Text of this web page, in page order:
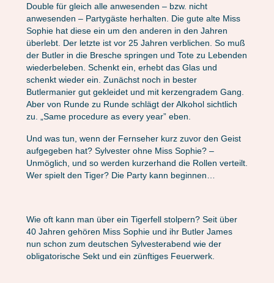
Double für gleich alle anwesenden – bzw. nicht
anwesenden – Partygäste herhalten. Die gute alte Miss
Sophie hat diese ein um den anderen in den Jahren
überlebt. Der letzte ist vor 25 Jahren verblichen. So muß
der Butler in die Bresche springen und Tote zu Lebenden
wiederbeleben. Schenkt ein, erhebt das Glas und
schenkt wieder ein. Zunächst noch in bester
Butlermanier gut gekleidet und mit kerzengradem Gang.
Aber von Runde zu Runde schlägt der Alkohol sichtlich
zu. „Same procedure as every year” eben.
Und was tun, wenn der Fernseher kurz zuvor den Geist
aufgegeben hat? Sylvester ohne Miss Sophie? –
Unmöglich, und so werden kurzerhand die Rollen verteilt.
Wer spielt den Tiger? Die Party kann beginnen…
Wie oft kann man über ein Tigerfell stolpern? Seit über
40 Jahren gehören Miss Sophie und ihr Butler James
nun schon zum deutschen Sylvesterabend wie der
obligatorische Sekt und ein zünftiges Feuerwerk.